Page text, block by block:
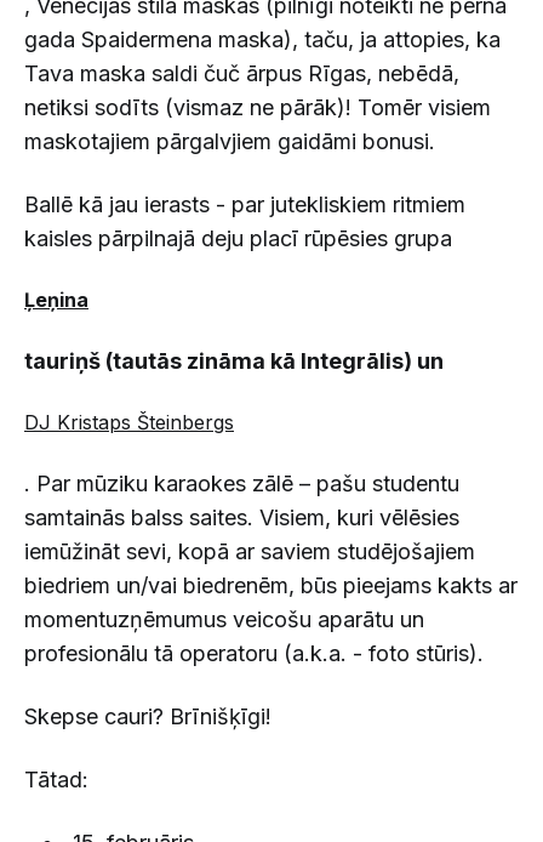
, Venēcijas stila maskas (pilnīgi noteikti ne pērnā
gada Spaidermena maska), taču, ja attopies, ka
Tava maska saldi čuč ārpus Rīgas, nebēdā,
netiksi sodīts (vismaz ne pārāk)! Tomēr visiem
maskotajiem pārgalvjiem gaidāmi bonusi.
Ballē kā jau ierasts - par jutekliskiem ritmiem
kaisles pārpilnajā deju placī rūpēsies grupa
Ļeņina
tauriņš (tautās zināma kā Integrālis) un
DJ Kristaps Šteinbergs
. Par mūziku karaokes zālē – pašu studentu
samtainās balss saites. Visiem, kuri vēlēsies
iemūžināt sevi, kopā ar saviem studējošajiem
biedriem un/vai biedrenēm, būs pieejams kakts ar
momentuzņēmumus veicošu aparātu un
profesionālu tā operatoru (a.k.a. - foto stūris).
Skepse cauri? Brīnišķīgi!
Tātad: